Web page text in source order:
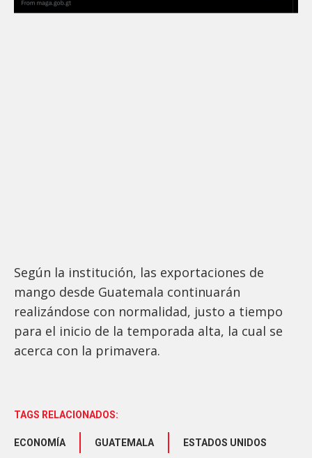
Según la institución, las exportaciones de
mango desde Guatemala continuarán
realizándose con normalidad, justo a tiempo
para el inicio de la temporada alta, la cual se
acerca con la primavera.
TAGS RELACIONADOS:
ECONOMÍA GUATEMALA ESTADOS UNIDOS